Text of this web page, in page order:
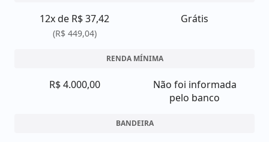
12x de R$ 37,42
(R$ 449,04)
Grátis
RENDA MÍNIMA
R$ 4.000,00
Não foi informada
pelo banco
BANDEIRA